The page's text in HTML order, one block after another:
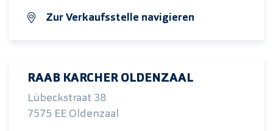
Zur Verkaufsstelle navigieren
RAAB KARCHER OLDENZAAL
Lübeckstraat 38
7575 EE Oldenzaal